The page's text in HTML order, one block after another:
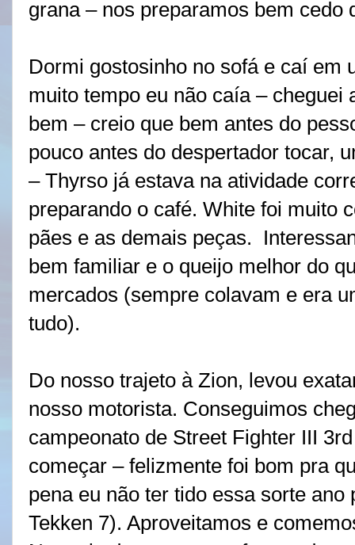
grana – nos preparamos bem cedo
Dormi gostosinho no sofá e caí em
muito tempo eu não caía – cheguei
bem – creio que bem antes do
pouco antes do despertador tocar,
– Thyrso já estava na atividade
preparando o café. White foi muito
pães e as demais peças.
bem familiar e o queijo melhor do
mercados (sempre colavam e era
tudo).
Do nosso trajeto à Zion, levou
nosso motorista. Conseguimos
campeonato de Street Fighter III
começar – felizmente foi bom pra
pena eu não ter tido essa sorte
Tekken 7). Aproveitamos e